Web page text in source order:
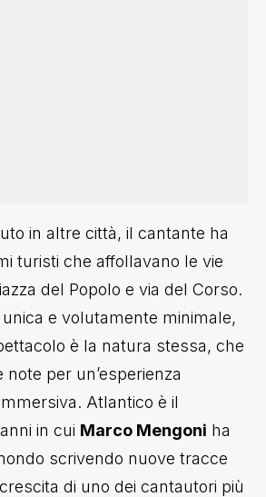
in altre città, il cantante ha
turisti che affollavano le vie
del Popolo e via del Corso.
e volutamente minimale,
è la natura stessa, che
per un’esperienza
Atlantico è il
in cui Marco Mengoni ha
scrivendo nuove tracce
di uno dei cantautori più